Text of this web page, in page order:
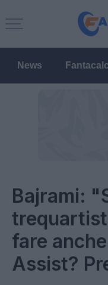
News
Bajrami:
fare
Assist?